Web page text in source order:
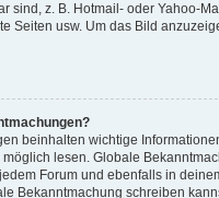
sind, z. B. Hotmail- oder Yahoo-
Seiten usw. Um das Bild
beinhalten wichtige
lesen. Globale
Forum und ebenfalls in
Bekanntmachung schreiben